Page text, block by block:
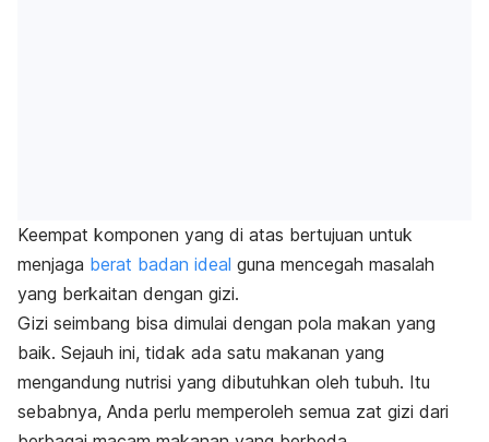
Keempat komponen yang di atas bertujuan untuk
menjaga berat badan ideal guna mencegah masalah
yang berkaitan dengan gizi.
Gizi seimbang bisa dimulai dengan pola makan yang
baik. Sejauh ini, tidak ada satu makanan yang
mengandung nutrisi yang dibutuhkan oleh tubuh. Itu
sebabnya, Anda perlu memperoleh semua zat gizi dari